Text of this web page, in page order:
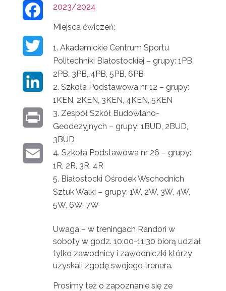
B
O
T
E
E
2023/2024
Miejsca ćwiczeń:
Akademickie Centrum Sportu
Politechniki Białostockiej – grupy: 1PB,
2PB, 3PB, 4PB, 5PB, 6PB
Szkoła Podstawowa nr 12 – grupy:
1KEN, 2KEN, 3KEN, 4KEN, 5KEN
Zespół Szkół Budowlano-
Geodezyjnych – grupy: 1BUD, 2BUD,
3BUD
Szkoła Podstawowa nr 26 – grupy:
1R, 2R, 3R, 4R
Białostocki Ośrodek Wschodnich
Sztuk Walki – grupy: 1W, 2W, 3W, 4W,
5W, 6W, 7W
Uwaga – w treningach Randori w
soboty w godz. 10:00-11:30 biorą udział
tylko zawodnicy i zawodniczki którzy
uzyskali zgodę swojego trenera.
Prosimy też o zapoznanie się ze